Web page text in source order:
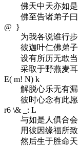
佛天中天亦如
佛至告诸弟子
@ }
为我各说谁行
彼迦叶仁佛弟
设有所历无敢
采取于野燕麦
E( m! N) k
解脱心乐无有
彼时心念有此
r6 \& _: L
与如是人俱合
用彼因缘福所
然后生于胜命